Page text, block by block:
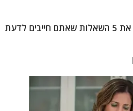
מאמנים ומטפלים, קבלו את 5 השאלות שאתם חייבים לדעת